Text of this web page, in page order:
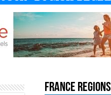
france regions